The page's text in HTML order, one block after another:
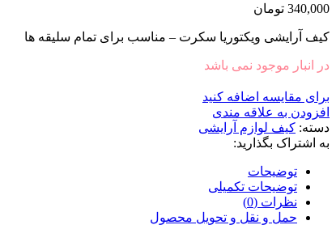
340,000 تومان
کیف آرایشی ویکتوریا سکرت – مناسب برای تمام سلیقه ها
در انبار موجود نمی باشد
برای مقایسه اضافه کنید
افزودن به علاقه مندی
دسته: کیف لوازم آرایشی
به اشتراک بگذارید:
توضیحات
توضیحات تکمیلی
نظرات (0)
حمل و نقل و تحویل محصول